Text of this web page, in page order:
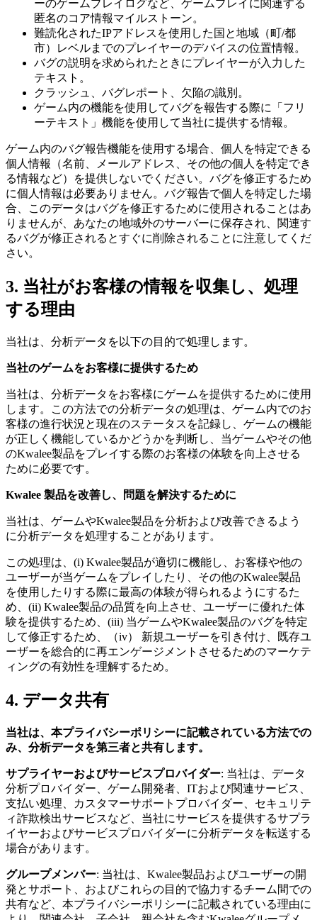
ーのゲームプレイログなど、ゲームプレイに関連する
匿名のコア情報マイルストーン。
難読化されたIPアドレスを使用した国と地域（町/都
市）レベルまでのプレイヤーのデバイスの位置情報。
バグの説明を求められたときにプレイヤーが入力した
テキスト。
クラッシュ、バグレポート、欠陥の識別。
ゲーム内の機能を使用してバグを報告する際に「フリ
ーテキスト」機能を使用して当社に提供する情報。
ゲーム内のバグ報告機能を使用する場合、個人を特定できる
個人情報（名前、メールアドレス、その他の個人を特定でき
る情報など）を提供しないでください。バグを修正するため
に個人情報は必要ありません。バグ報告で個人を特定した場
合、このデータはバグを修正するために使用されることはあ
りませんが、あなたの地域外のサーバーに保存され、関連す
るバグが修正されるとすぐに削除されることに注意してくだ
さい。
3. 当社がお客様の情報を収集し、処理
する理由
当社は、分析データを以下の目的で処理します。
当社のゲームをお客様に提供するため
当社は、分析データをお客様にゲームを提供するために使用
します。この方法での分析データの処理は、ゲーム内でのお
客様の進行状況と現在のステータスを記録し、ゲームの機能
が正しく機能しているかどうかを判断し、当ゲームやその他
のKwalee製品をプレイする際のお客様の体験を向上させる
ために必要です。
Kwalee 製品を改善し、問題を解決するために
当社は、ゲームやKwalee製品を分析および改善できるよう
に分析データを処理することがあります。
この処理は、(i) Kwalee製品が適切に機能し、お客様や他の
ユーザーが当ゲームをプレイしたり、その他のKwalee製品
を使用したりする際に最高の体験が得られるようにするた
め、(ii) Kwalee製品の品質を向上させ、ユーザーに優れた体
験を提供するため、(iii) 当ゲームやKwalee製品のバグを特定
して修正するため、（iv） 新規ユーザーを引き付け、既存ユ
ーザーを総合的に再エンゲージメントさせるためのマーケテ
ィングの有効性を理解するため。
4. データ共有
当社は、本プライバシーポリシーに記載されている方法での
み、分析データを第三者と共有します。
サプライヤーおよびサービスプロバイダー: 当社は、データ
分析プロバイダー、ゲーム開発者、ITおよび関連サービス、
支払い処理、カスタマーサポートプロバイダー、セキュリテ
ィ詐欺検出サービスなど、当社にサービスを提供するサプラ
イヤーおよびサービスプロバイダーに分析データを転送する
場合があります。
グループメンバー: 当社は、Kwalee製品およびユーザーの開
発とサポート、およびこれらの目的で協力するチーム間での
共有など、本プライバシーポリシーに記載されている理由に